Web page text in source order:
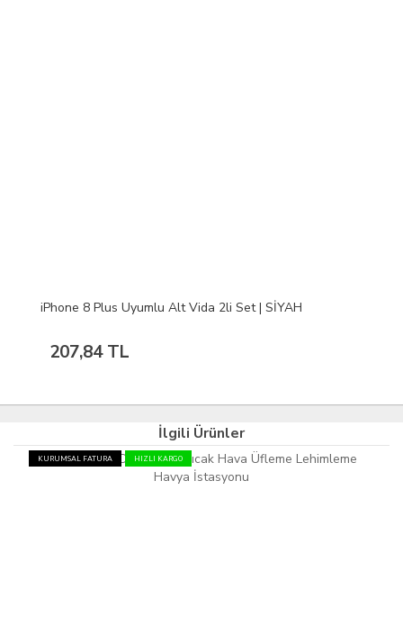
iPhone 8 Plus Uyumlu Alt Vida 2li Set | SİYAH
207,84 TL
İlgili Ürünler
KURUMSAL FATURA HIZLI KARGO